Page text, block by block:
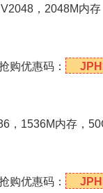
V2048，2048M内
购优惠码：
，1536M内存，
购优惠码：